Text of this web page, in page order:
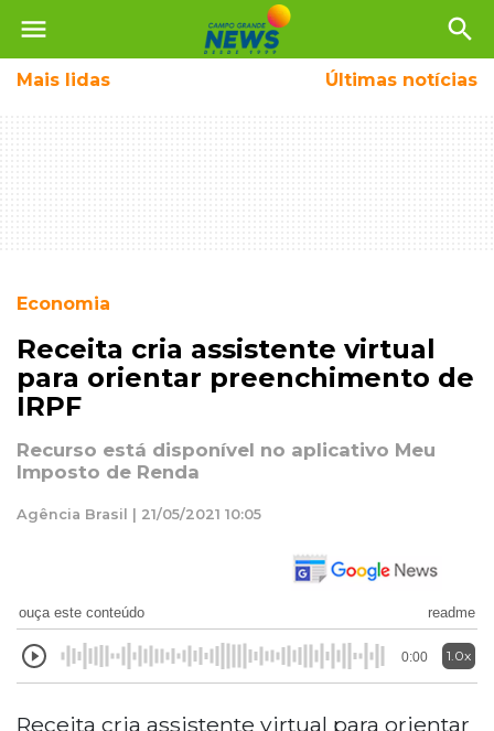
menu search
Mais lidas Últimas notícias
Economia
Receita cria assistente virtual
para orientar preenchimento de
IRPF
Recurso está disponível no aplicativo Meu
Imposto de Renda
Agência Brasil | 21/05/2021 10:05
ouça este conteúdo readme
0:00 1.0x
Receita cria assistente virtual para orientar